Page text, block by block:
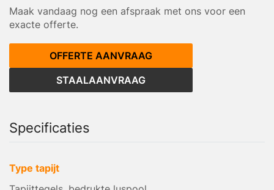
Maak vandaag nog een afspraak met ons voor een
exacte offerte.
OFFERTE AANVRAAG
STAALAANVRAAG
Specificaties
Type tapijt